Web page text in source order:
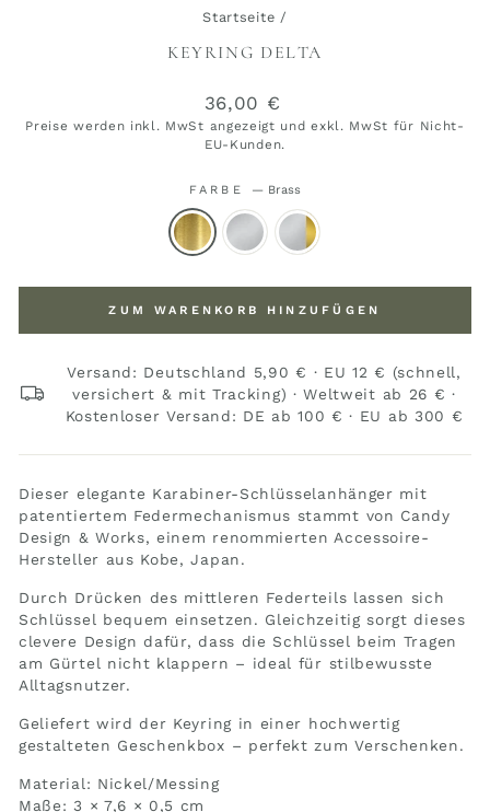
Startseite /
KEYRING DELTA
Normaler
Preis
36,00 €
Preise werden inkl. MwSt angezeigt und exkl. MwSt für Nicht-
EU-Kunden.
FARBE — Brass
ZUM WARENKORB HINZUFÜGEN
Versand: Deutschland 5,90 € · EU 12 € (schnell,
versichert & mit Tracking) · Weltweit ab 26 € ·
Kostenloser Versand: DE ab 100 € · EU ab 300 €
Dieser elegante Karabiner-Schlüsselanhänger mit
patentiertem Federmechanismus stammt von Candy
Design & Works, einem renommierten Accessoire-
Hersteller aus Kobe, Japan.
Durch Drücken des mittleren Federteils lassen sich
Schlüssel bequem einsetzen. Gleichzeitig sorgt dieses
clevere Design dafür, dass die Schlüssel beim Tragen
am Gürtel nicht klappern – ideal für stilbewusste
Alltagsnutzer.
Geliefert wird der Keyring in einer hochwertig
gestalteten Geschenkbox – perfekt zum Verschenken.
Material: Nickel/Messing
Maße: 3 × 7,6 × 0,5 cm